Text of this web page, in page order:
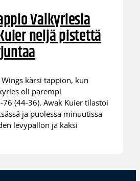
Valkyriesia
neljä pistettä
Wings kärsi tappion, kun
oli parempi
(44-36). Awak Kuier tilastoi
ja puolessa minuutissa
levypallon ja kaksi